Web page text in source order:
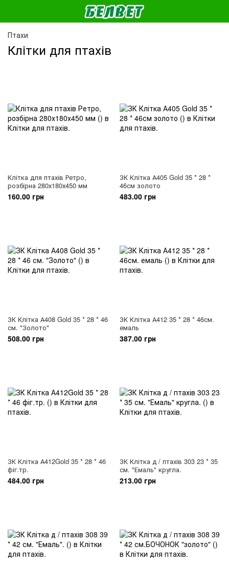
Птахи
Клітки для птахів
Клітка для птахів Ретро,
розбірна 280х180х450 мм
160.00 грн
ЗК Клітка А405 Gold 35 * 28 *
46см золото
483.00 грн
ЗК Клітка А408 Gold 35 * 28 * 46
см. "Золото"
508.00 грн
ЗК Клітка А412 35 * 28 * 46см.
емаль
387.00 грн
ЗК Клітка А412Gold 35 * 28 * 46
фіг.тр.
484.00 грн
ЗК Клітка д / птахів 303 23 * 35
см. "Емаль" кругла.
213.00 грн